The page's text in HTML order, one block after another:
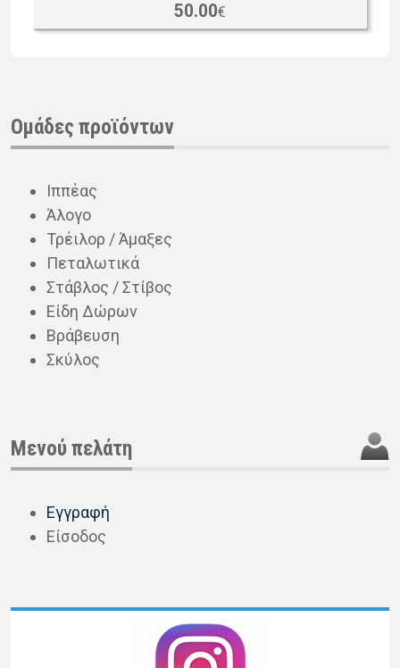
50.00€
Ομάδες προϊόντων
Ιππέας
Άλογο
Τρέιλορ / Άμαξες
Πεταλωτικά
Στάβλος / Στίβος
Είδη Δώρων
Βράβευση
Σκύλος
Μενού πελάτη
Εγγραφή
Είσοδος